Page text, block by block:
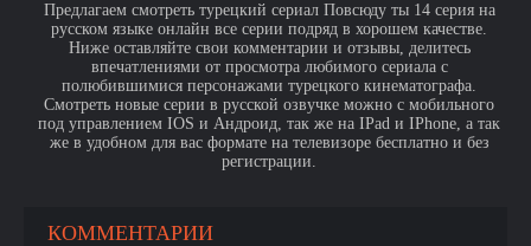
Предлагаем смотреть турецкий сериал Повсюду ты 14 серия на
русском языке онлайн все серии подряд в хорошем качестве.
Ниже оставляйте свои комментарии и отзывы, делитесь
впечатлениями от просмотра любимого сериала с
полюбившимися персонажами турецкого кинематографа.
Смотреть новые серии в русской озвучке можно с мобильного
под управлением IOS и Андроид, так же на IPad и IPhone, а так
же в удобном для вас формате на телевизоре бесплатно и без
регистрации.
КОММЕНТАРИИ